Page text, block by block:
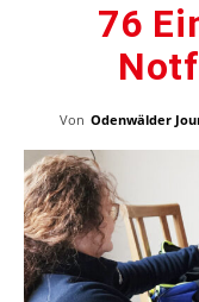
76
Von Odenwälder